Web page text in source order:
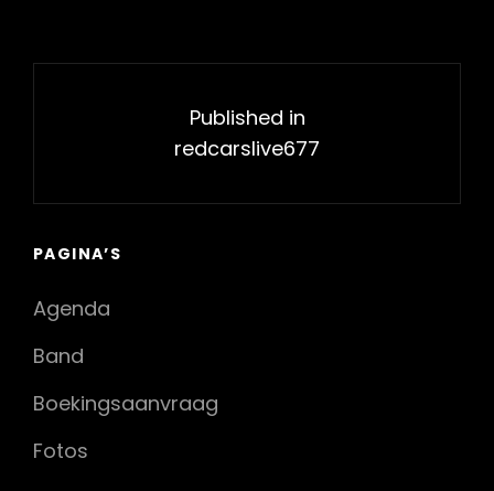
Published in
redcarslive677
PAGINA’S
Agenda
Band
Boekingsaanvraag
Fotos